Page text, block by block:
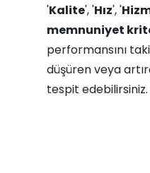
'Kalite', 'Hız', '
memnuniyet
performansını
düşüren veya
tespit edebilirsiniz.